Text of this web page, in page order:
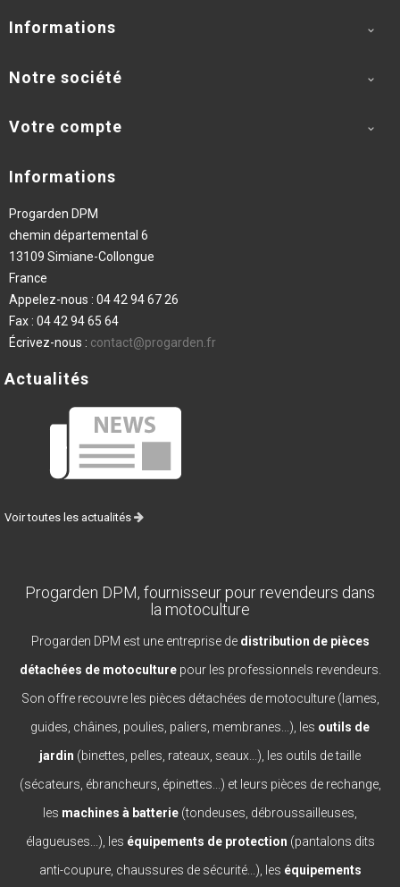
Informations 
Notre société 
Votre compte 
Informations
Progarden DPM
chemin départemental 6
13109 Simiane-Collongue
France
Appelez-nous : 04 42 94 67 26
Fax : 04 42 94 65 64
Écrivez-nous : contact@progarden.fr
Actualités
Voir toutes les actualités
Progarden DPM, fournisseur pour revendeurs dans
la motoculture
Progarden DPM est une entreprise de distribution de pièces
détachées de motoculturepour les professionnels revendeurs.
Son offre recouvre les pièces détachées de motoculture (lames,
guides, châines, poulies, paliers, membranes...), les outils de
jardin (binettes, pelles, rateaux, seaux...), les outils de taille
(sécateurs, ébrancheurs, épinettes...) et leurs pièces de rechange,
les machines à batterie (tondeuses, débroussailleuses,
élagueuses...), les équipements de protection (pantalons dits
anti-coupure, chaussures de sécurité...), les équipements